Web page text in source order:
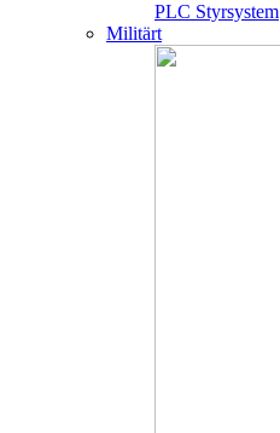
PLC Styrsystem
Militärt